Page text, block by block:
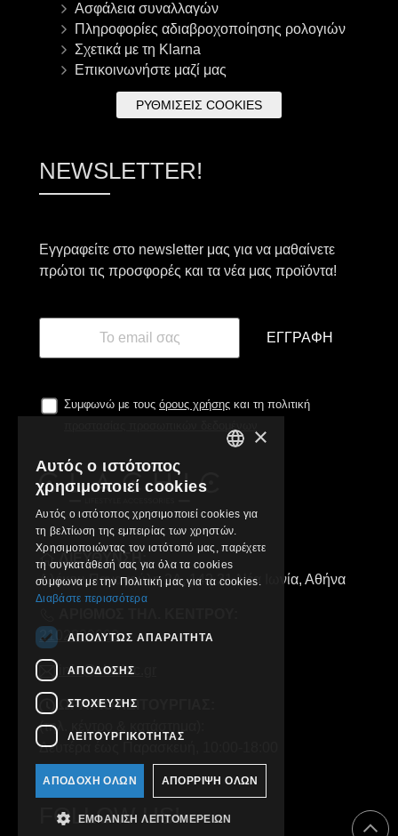
Ασφάλεια συναλλαγών
Πληροφορίες αδιαβροχοποίησης ρολογιών
Σχετικά με τη Klarna
Επικοινωνήστε μαζί μας
ΡΥΘΜΊΣΕΙΣ COOKIES
NEWSLETTER!
Εγγραφείτε στο newsletter μας για να μαθαίνετε
πρώτοι τις προσφορές και τα νέα μας προϊόντα!
ΕΓΓΡΑΦΉ
Συμφωνώ με τους όρους χρήσης και τη πολιτική
ΔΙΕΥΘΥΝΣΗ:
Αλέκου Παναγούλη 2Α, 142 31 Νέα Ιωνία, Αθήνα
2102829000
info@clachic.gr
ΩΡΑΡΙΟ ΛΕΙΤΟΥΡΓΙΑΣ:
(τηλ. κέντρο & κατάστημα):
Δευτέρα έως Παρασκευή, 10:00-18:00
FOLLOW US!
×
Αυτός ο ιστότοπος
χρησιμοποιεί cookies
Αυτός ο ιστότοπος χρησιμοποιεί cookies για
τη βελτίωση της εμπειρίας των χρηστών.
Χρησιμοποιώντας τον ιστότοπό μας, παρέχετε
τη συγκατάθεσή σας για όλα τα cookies
σύμφωνα με την Πολιτική μας για τα cookies.
Διαβάστε περισσότερα
ΑΠΟΛΎΤΩΣ ΑΠΑΡΑΊΤΗΤΑ
ΑΠΌΔΟΣΗΣ
ΣΤΌΧΕΥΣΗΣ
ΛΕΙΤΟΥΡΓΙΚΌΤΗΤΑΣ
ΑΠΟΔΟΧΉ ΌΛΩΝ ΑΠΌΡΡΙΨΗ ΌΛΩΝ
ΕΜΦΆΝΙΣΗ ΛΕΠΤΟΜΕΡΕΙΏΝ